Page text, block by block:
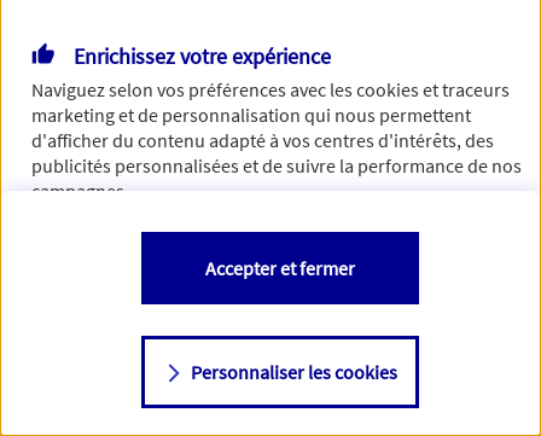
Enrichissez votre expérience
Naviguez selon vos préférences avec lescookies et traceurs
marketing et de personnalisation qui nous permettent
d'afficher du contenu adapté à vos centres d'intérêts, des
publicités personnalisées et de suivre la performance de nos
campagnes.
Vous êtes libre de les accepter, de les refuser comme de
changer d'avis à tout moment en allant sur
Consulter notre politique decookies
Personnaliser les cookies
Accepter et fermer